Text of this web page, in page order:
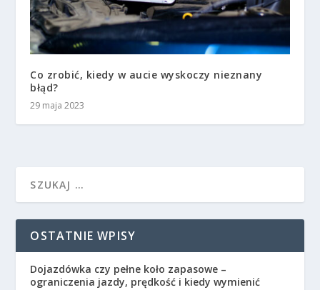
Co zrobić, kiedy w aucie wyskoczy nieznany
błąd?
29 maja 2023
OSTATNIE WPISY
Dojazdówka czy pełne koło zapasowe –
ograniczenia jazdy, prędkość i kiedy wymienić